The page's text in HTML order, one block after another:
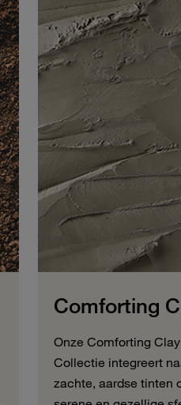
Comforting
Onze Comforting
Collectie integreert
zachte, aardse tinten